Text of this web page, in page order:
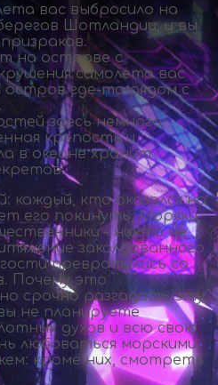
вас выбросило на
Шотландии, и вы
на острове с
самолета вас
островгде-торядом с
здесь немного:
крепость и
в океане хранит
каждый, кто оказался на
его покинуть. Моряки,
– никто не
заколдованного
превратились со
Почему это
срочно разгадать эту
не планируете
духов и всю свою
любоваться морскими
кроме них, смотреть